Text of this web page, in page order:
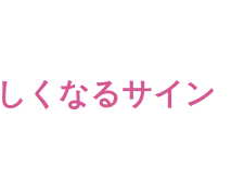
くなるサイン